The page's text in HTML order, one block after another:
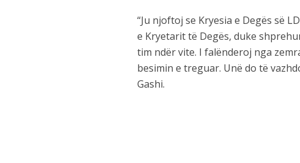
“Ju njoftoj se Kryesia e Degës së
e Kryetarit të Degës, duke
tim ndër vite. I falënderoj nga
besimin e treguar. Unë do të
Gashi.